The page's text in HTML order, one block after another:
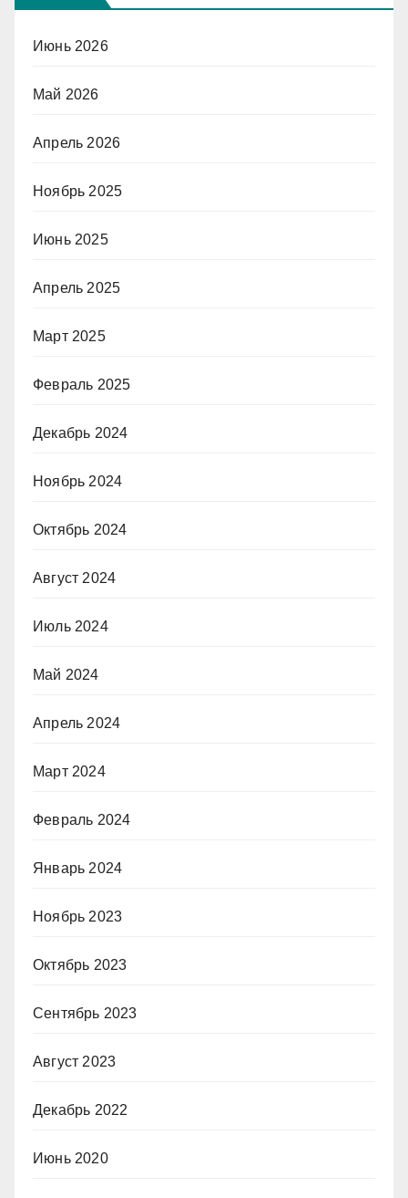
Июнь 2026
Май 2026
Апрель 2026
Ноябрь 2025
Июнь 2025
Апрель 2025
Март 2025
Февраль 2025
Декабрь 2024
Ноябрь 2024
Октябрь 2024
Август 2024
Июль 2024
Май 2024
Апрель 2024
Март 2024
Февраль 2024
Январь 2024
Ноябрь 2023
Октябрь 2023
Сентябрь 2023
Август 2023
Декабрь 2022
Июнь 2020